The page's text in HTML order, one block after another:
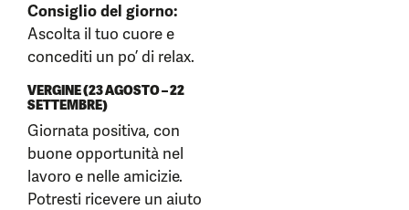
Consiglio del giorno:
Ascolta il tuo cuore e
concediti un po’ di relax.
VERGINE (23 AGOSTO – 22
SETTEMBRE)
Giornata positiva, con
buone opportunità nel
lavoro e nelle amicizie.
Potresti ricevere un aiuto